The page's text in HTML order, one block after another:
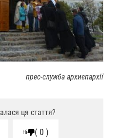
прес-служба архиєпархії
ця стаття?
Ні 0